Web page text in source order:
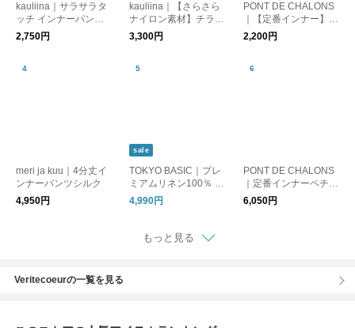
kauliina｜サラサラタ
ッチ インナーパンツ
吸水速乾 接触冷感 日
本製
2,750円
kauliina｜【さらさら
ナイロン素材】チラ見
えを防ぐ タンクワン
ピース ペチワンピー
ス 接触冷感 吸水速乾
3,300円
PONT DE CHALONS
｜【定番インナー】ペ
チパンツ/ショート
2,200円
meri ja kuu｜4分丈イ
ンナーパンツシルク
4,950円
sale
TOKYO BASIC｜プレ
ミアムリネン100％ 裾
ゴム入り ロング ぺチ
パンツ｜インナーパン
4,990円
PONT DE CHALONS
｜定番インナーペチパ
ンツ/ロング
6,050円
もっと見る
Veritecoeurの一覧を見る